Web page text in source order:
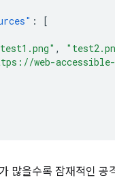
:
[
,
web-
많을수록 잠재적인